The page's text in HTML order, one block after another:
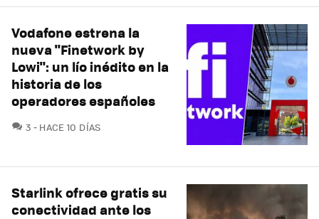
Vodafone estrena la
nueva "Finetwork by
Lowi": un lío inédito en la
historia de los
operadores españoles
3 COMENTARIOS
HACE 10 DÍAS
Starlink ofrece gratis su
conectividad ante los